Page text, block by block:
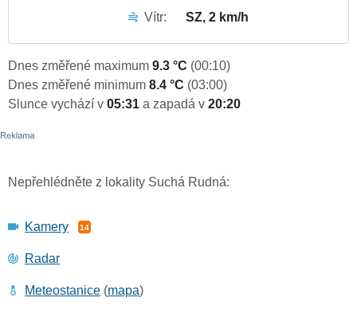
Vítr:
SZ, 2 km/h
Dnes změřené maximum 9.3 °C (00:10)
Dnes změřené minimum 8.4 °C (03:00)
Slunce vychází v 05:31 a zapadá v 20:20
Nepřehlédněte z lokality Suchá Rudná:
Kamery 14
Radar
Meteostanice (mapa)